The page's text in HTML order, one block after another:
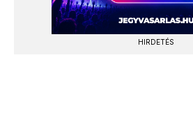
HIRDETÉS